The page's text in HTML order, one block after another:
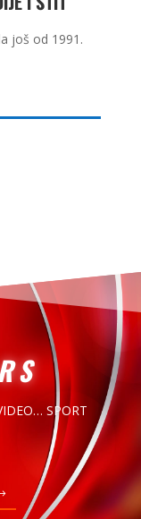
još od 1991.
SPORT